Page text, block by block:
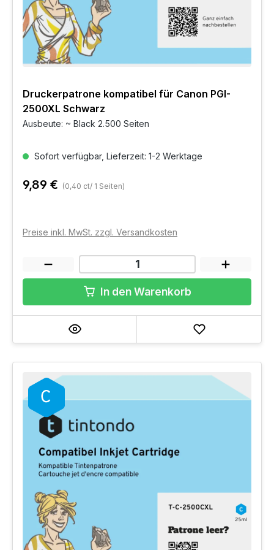
Druckerpatrone kompatibel für Canon PGI-
2500XL Schwarz
Ausbeute: ~ Black 2.500 Seiten
Sofort verfügbar, Lieferzeit: 1-2 Werktage
9,89 € (0,40 ct/ 1 Seiten)
Preise inkl. MwSt. zzgl. Versandkosten
In den Warenkorb